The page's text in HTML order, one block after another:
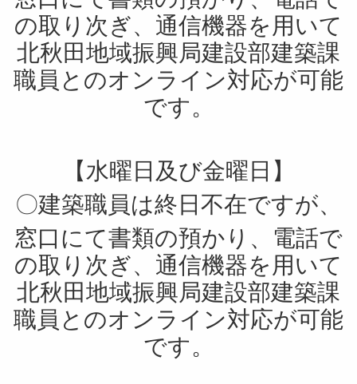
の取り次ぎ、通信機器を用いて
北秋田地域振興局建設部建築課
職員とのオンライン対応が可能
です。
【水曜日及び金曜日】
〇建築職員は終日不在ですが、
窓口にて書類の預かり、電話で
の取り次ぎ、通信機器を用いて
北秋田地域振興局建設部建築課
職員とのオンライン対応が可能
です。